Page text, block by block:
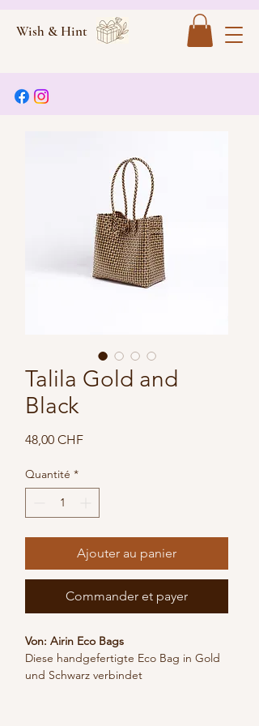
Wish & Hint
Talila Gold and
Black
48,00 CHFPrix
Quantité *
Ajouter au panier
Commander et payer
Von: Airin Eco Bags
Diese handgefertigte Eco Bag in Gold
und Schwarz verbindet